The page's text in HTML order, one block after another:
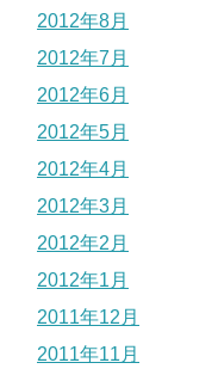
2012年8月
2012年7月
2012年6月
2012年5月
2012年4月
2012年3月
2012年2月
2012年1月
2011年12月
2011年11月